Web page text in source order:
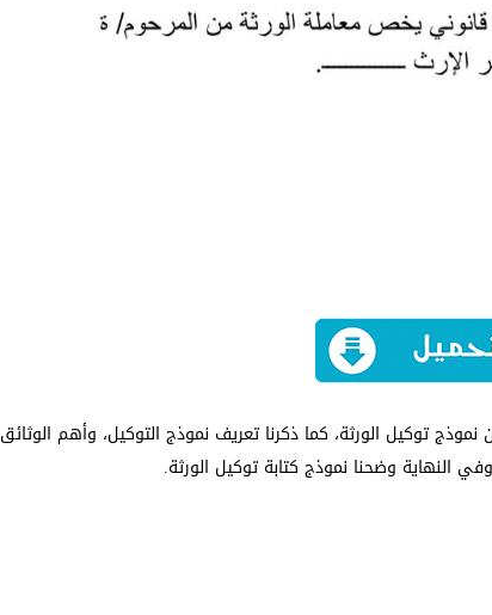
توكيل الورثة، كما ذكرنا تعريف نموذج التوكيل، وأهم الوثائق
النهاية وضحنا نموذج كتابة توكيل الورثة.